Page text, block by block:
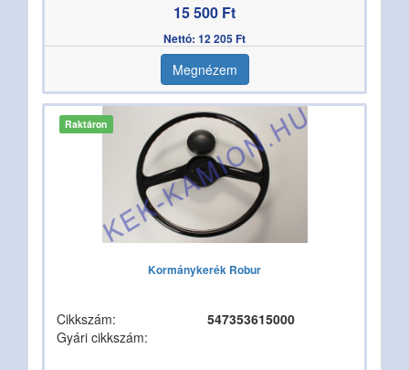
15 500 Ft
Nettó: 12 205 Ft
Megnézem
Raktáron
Kormánykerék Robur
Cikkszám:
547353615000
Gyári cikkszám: